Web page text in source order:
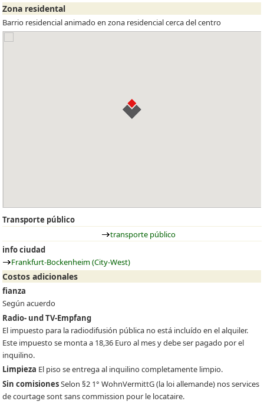
Zona residental
Barrio residencial animado en zona residencial cerca del centro
Transporte público
transporte público
info ciudad
Frankfurt-Bockenheim (City-West)
Costos adicionales
fianza
Según acuerdo
Radio- und TV-Empfang
El impuesto para la radiodifusión pública no está incluído en el alquiler.
Este impuesto se monta a 18,36 Euro al mes y debe ser pagado por el
inquilino.
Limpieza El piso se entrega al inquilino completamente limpio.
Sin comisionesSelon §2 1° WohnVermittG (la loi allemande) nos services
de courtage sont sans commission pour le locataire.